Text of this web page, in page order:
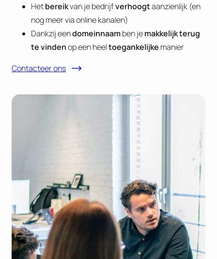
Hetbereikvan je bedrijfverhoogtaanzienlijk (en
nog meer via online kanalen)
Dankzij eendomeinnaamben jemakkelijk terug
te vindenop een heeltoegankelijke manier
Contacteer ons